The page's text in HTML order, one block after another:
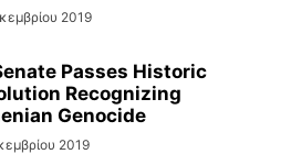
2019
Passes Historic
Recognizing
Genocide
2019